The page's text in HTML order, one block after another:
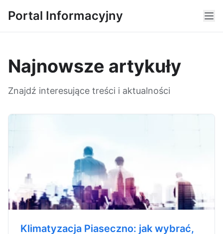
Portal Informacyjny
Najnowsze artykuły
Znajdź interesujące treści i aktualności
Klimatyzacja Piaseczno: jak wybrać,